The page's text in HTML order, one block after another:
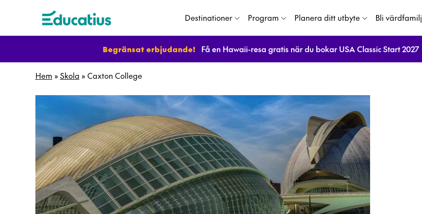
Destinationer Program Planera ditt utbyte Bli värdfamilj
Begränsat erbjudande! Få en Hawaii-resa gratis när du bokar USA Classic Start 2027
Hem » Skola » Caxton College